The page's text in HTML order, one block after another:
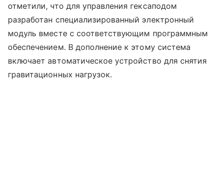
отметили, что для управления гексаподом
разработан специализированный электронный
модуль вместе с соответствующим программным
обеспечением. В дополнение к этому система
включает автоматическое устройство для снятия
гравитационных нагрузок.